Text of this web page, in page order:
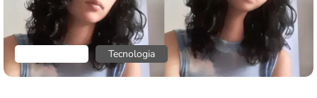
Tecnologia